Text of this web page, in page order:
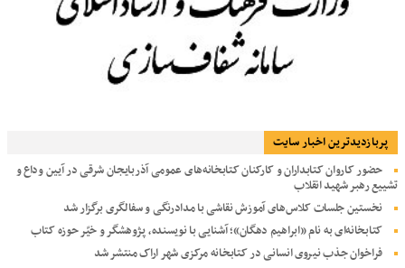
پربازديدترين اخبار سایت
حضور کاروان کتابداران و کارکنان کتابخانه‌های عمومی آذربایجان شرقی در آیین وداع و
تشییع رهبر شهید انقلاب
نخستین جلسات کلاس‌های آموزش نقاشی با مدادرنگی و سفالگری برگزار شد
کتابخانه‌ای به نام «ابراهیم دهگان»؛ آشنایی با نویسنده، پژوهشگر و خیّر حوزه کتاب
فراخوان جذب نیروی انسانی در کتابخانه مرکزی شهر اراک منتشر شد